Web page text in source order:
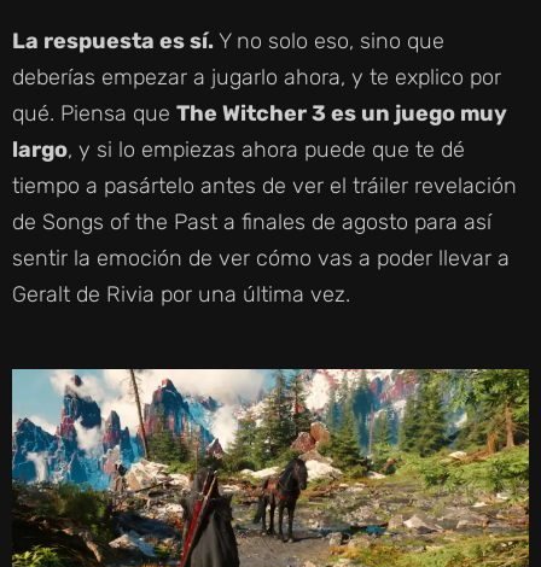
La respuesta es sí.Y no solo eso, sino que
deberías empezar a jugarlo ahora, y te explico por
qué. Piensa que The Witcher 3 es un juego muy
largo, y si lo empiezas ahora puede que te dé
tiempo a pasártelo antes de ver el tráiler revelación
de Songs of the Past a finales de agosto para así
sentir la emoción de ver cómo vas a poder llevar a
Geralt de Rivia por una última vez.